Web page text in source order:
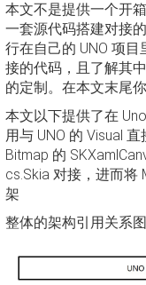
本文不是提供一个开
一套源代码搭建对接
行在自己的 UNO 项
接的代码，且了解其
的定制。在本文末尾
本文以下提供了在
用与 UNO 的 Visual
Bitmap 的
cs.Skia 对接，进而将
架
整体的架构引用关系